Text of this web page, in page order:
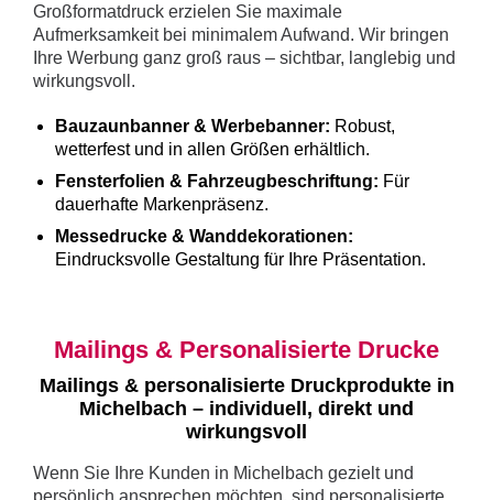
Großformatdruck erzielen Sie maximale
Aufmerksamkeit bei minimalem Aufwand. Wir bringen
Ihre Werbung ganz groß raus – sichtbar, langlebig und
wirkungsvoll.
Bauzaunbanner & Werbebanner: Robust,
wetterfest und in allen Größen erhältlich.
Fensterfolien & Fahrzeugbeschriftung: Für
dauerhafte Markenpräsenz.
Messedrucke & Wanddekorationen:
Eindrucksvolle Gestaltung für Ihre Präsentation.
Mailings & Personalisierte Drucke
Mailings & personalisierte Druckprodukte in
Michelbach – individuell, direkt und
wirkungsvoll
Wenn Sie Ihre Kunden in Michelbach gezielt und